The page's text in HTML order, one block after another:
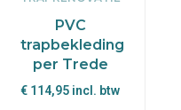
PVC
trapbekleding
per Trede
€ 114,95 incl. btw